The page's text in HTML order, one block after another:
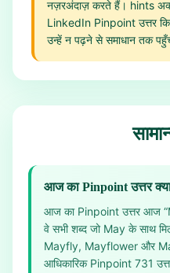
नज़रअंदाज़ करते हैं। hints
LinkedIn Pinpoint उत्तर
उन्हें न पढ़ने से समाधान तक
आज का Pinpoint उत्तर
आज का Pinpoint उत्तर आज
वे सभी शब्द जो May के साथ
Mayfly, Mayflower और
आधिकारिक Pinpoint 731